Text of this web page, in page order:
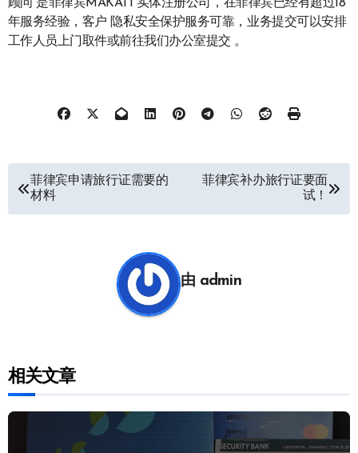
顾问 是菲律宾MAKATI 实体注册公司，在菲律宾已经有超过18
年服务经验，客户 隐私安全保护服务可靠，业务提交可以安排
工作人员上门取件或前往我们办公室提交 。
菲律宾申请旅行证需要的
材料
菲律宾补办旅行证要面
试！
由 admin
相关文章